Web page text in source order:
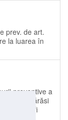
prev. de art.
la luarea în
preventive a
de a nu părăsi
poate fi